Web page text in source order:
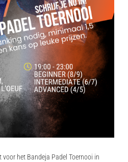
het Bandeja Padel Toernooi in